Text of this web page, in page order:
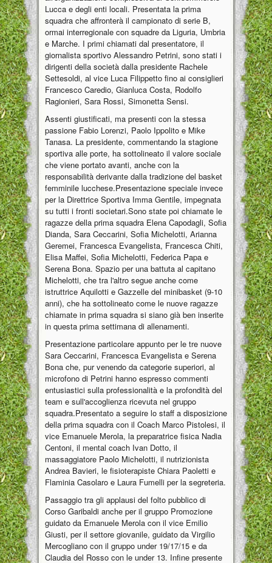
Lucca e degli enti locali. Presentata la prima
squadra che affronterà il campionato di serie B,
ormai interregionale con squadre da Liguria, Umbria
e Marche. I primi chiamati dal presentatore, il
giornalista sportivo Alessandro Petrini, sono stati i
dirigenti della società dalla presidente Rachele
Settesoldi, al vice Luca Filippetto fino ai consiglieri
Francesco Caredio, Gianluca Costa, Rodolfo
Ragionieri, Sara Rossi, Simonetta Sensi.
Assenti giustificati, ma presenti con la stessa
passione Fabio Lorenzi, Paolo Ippolito e Mike
Tanasa. La presidente, commentando la stagione
sportiva alle porte, ha sottolineato il valore sociale
che viene portato avanti, anche con la
responsabilità derivante dalla tradizione del basket
femminile lucchese.Presentazione speciale invece
per la Direttrice Sportiva Imma Gentile, impegnata
su tutti i fronti societari.Sono state poi chiamate le
ragazze della prima squadra Elena Capodagli, Sofia
Dianda, Sara Ceccarini, Sofia Michelotti, Arianna
Geremei, Francesca Evangelista, Francesca Chiti,
Elisa Maffei, Sofia Michelotti, Federica Papa e
Serena Bona. Spazio per una battuta al capitano
Michelotti, che tra l'altro segue anche come
istruttrice Aquilotti e Gazzelle del minibasket (9-10
anni), che ha sottolineato come le nuove ragazze
chiamate in prima squadra si siano già ben inserite
in questa prima settimana di allenamenti.
Presentazione particolare appunto per le tre nuove
Sara Ceccarini, Francesca Evangelista e Serena
Bona che, pur venendo da categorie superiori, al
microfono di Petrini hanno espresso commenti
entusiastici sulla professionalità e la profondità del
team e sull'accoglienza ricevuta nel gruppo
squadra.Presentato a seguire lo staff a disposizione
della prima squadra con il Coach Marco Pistolesi, il
vice Emanuele Merola, la preparatrice fisica Nadia
Centoni, il mental coach Ivan Dotto, il
massaggiatore Paolo Michelotti, il nutrizionista
Andrea Bavieri, le fisioterapiste Chiara Paoletti e
Flaminia Casolaro e Laura Fumelli per la segreteria.
Passaggio tra gli applausi del folto pubblico di
Corso Garibaldi anche per il gruppo Promozione
guidato da Emanuele Merola con il vice Emilio
Giusti, per il settore giovanile, guidato da Virgilio
Mercogliano con il gruppo under 19/17/15 e da
Claudia del Rosso con le under 13. Infine presente